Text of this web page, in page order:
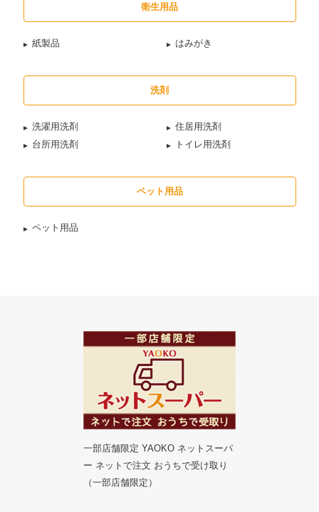
衛生用品
紙製品 はみがき
洗剤
洗濯用洗剤
住居用洗剤
台所用洗剤
トイレ用洗剤
ペット用品
ペット用品
一部店舗限定 YAOKO ネットスーパ
ー ネットで注文 おうちで受け取り
（一部店舗限定）